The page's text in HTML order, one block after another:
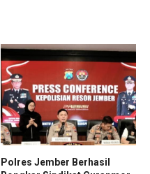
Polres Jember Berhasil